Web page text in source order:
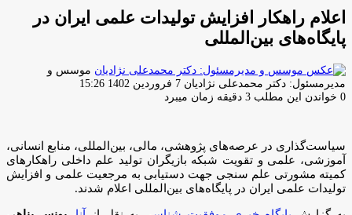
اعلام راهکار افزایش تولیدات علمی ایران در
پایگاه‌های بین‌المللی
موسس و
مدیرمسئول: دکتر محمدعلی نژادیان ارسال
ایمیل
7 فروردین 1402 15:26
0 خواندن این مطلب 3 دقیقه زمان میبرد
سیاست‌گذاری در عرصه‌های پژوهشی، مالی، بین‌المللی، منابع انسانی،
آموزشی، علمی و تقویت شبکه بازیگران تولید علم داخلی راهکار‌های
کمیته مشورتی علم سنجی جهت دستیابی به مرجعیت علمی و افزایش
تولیدات علمی ایران در پایگاه‌های بین‌المللی اعلام شدند.